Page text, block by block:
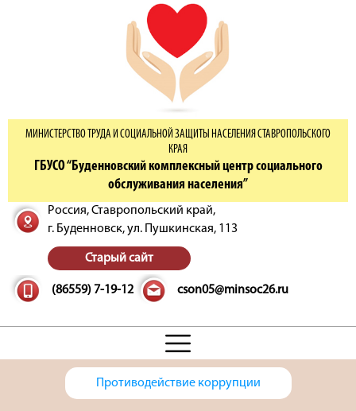
МИНИСТЕРСТВО ТРУДА И СОЦИАЛЬНОЙ ЗАЩИТЫ НАСЕЛЕНИЯ СТАВРОПОЛЬСКОГО
КРАЯ
ГБУСО “Буденновский комплексный центр социального
обслуживания населения”
Россия, Ставропольский край,
г. Буденновск,ул. Пушкинская, 113
Старый сайт
(86559) 7-19-12 cson05@minsoc26.ru
Противодействие коррупции